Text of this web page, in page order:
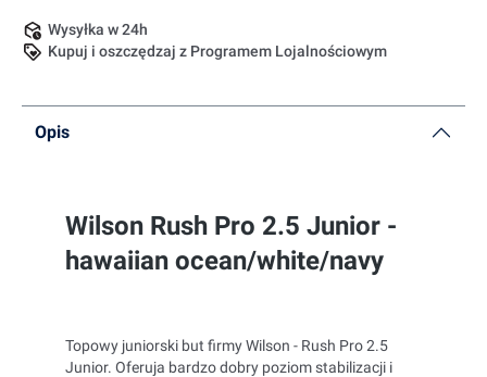
Wysyłka w 24h
Kupuj i oszczędzaj z Programem Lojalnościowym
Opis
Wilson Rush Pro 2.5 Junior -
hawaiian ocean/white/navy
Topowy juniorski but firmy Wilson - Rush Pro 2.5
Junior. Oferuja bardzo dobry poziom stabilizacji i